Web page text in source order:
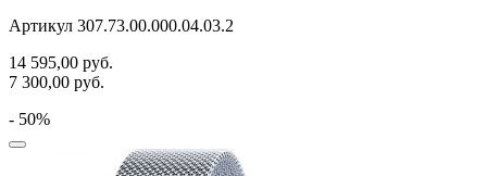
Артикул 307.73.00.000.04.03.2
14 595,00 руб.
7 300,00 руб.
- 50%